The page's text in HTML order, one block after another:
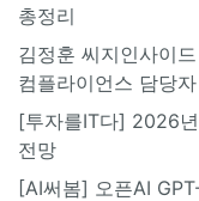
총정리
김정훈 씨지인사이
컴플라이언스 담당
[투자를IT다] 2026
전망
[AI써봄] 오픈AI